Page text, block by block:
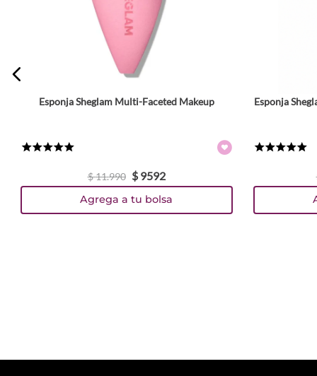
Esponja Sheglam Multi-Faceted Makeup
$11.990 $ 9592
Agrega a tu bolsa
Esponja